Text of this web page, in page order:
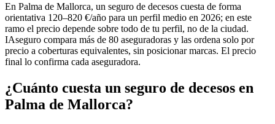
En Palma de Mallorca, un seguro de decesos cuesta de forma
orientativa 120–820 €/año para un perfil medio en 2026; en este
ramo el precio depende sobre todo de tu perfil, no de la ciudad.
IAseguro compara más de 80 aseguradoras y las ordena solo por
precio a coberturas equivalentes, sin posicionar marcas. El precio
final lo confirma cada aseguradora.
¿Cuánto cuesta un seguro de decesos en
Palma de Mallorca?